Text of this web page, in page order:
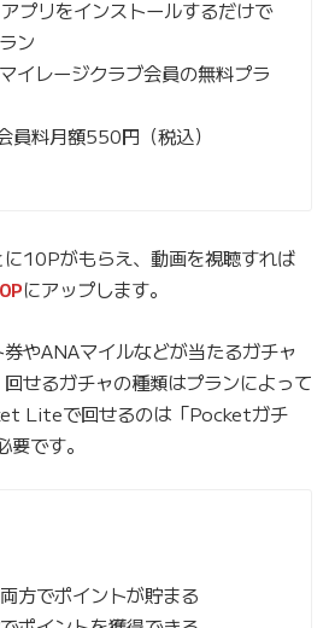
リをインストールするだけで
ン
レージクラブ会員の無料プラ
料月額550円（税込）
10Pがもらえ、動画を視聴すれば
にアップします。
やANAマイルなどが当たるガチャ
せるガチャの種類はプランによって
Liteで回せるのは「Pocketガチ
です。
方でポイントが貯まる